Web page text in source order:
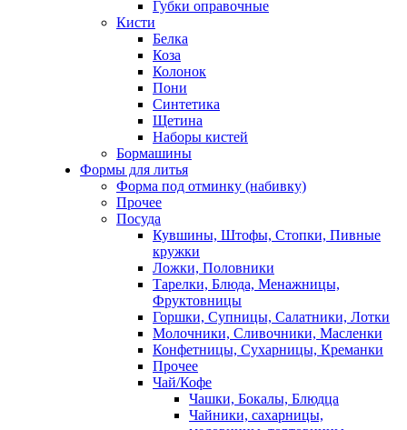
Губки оправочные
Кисти
Белка
Коза
Колонок
Пони
Синтетика
Щетина
Наборы кистей
Бормашины
Формы для литья
Форма под отминку (набивку)
Прочее
Посуда
Кувшины, Штофы, Стопки, Пивные
кружки
Ложки, Половники
Тарелки, Блюда, Менажницы,
Фруктовницы
Горшки, Супницы, Салатники, Лотки
Молочники, Сливочники, Масленки
Конфетницы, Сухарницы, Креманки
Прочее
Чай/Кофе
Чашки, Бокалы, Блюдца
Чайники, сахарницы,